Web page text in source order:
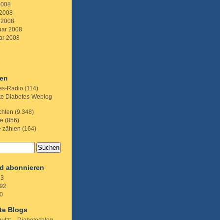
2008
2008
Radio (114)
Diabetes-Weblog
(9.348)
(856)
zählen (164)
abonnieren
Blogs